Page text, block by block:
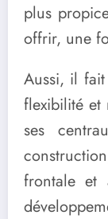
plus
offrir, une
Aussi, il
flexibilité et
ses
frontale et